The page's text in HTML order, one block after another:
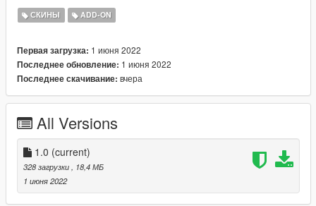
Changelog:
- Initial Release
СКИНЫ ADD-ON
Первая загрузка: 1 июня 2022
Последнее обновление: 1 июня 2022
Последнее скачивание: вчера
All Versions
1.0 (current)
328 загрузки
, 18,4 МБ
1 июня 2022